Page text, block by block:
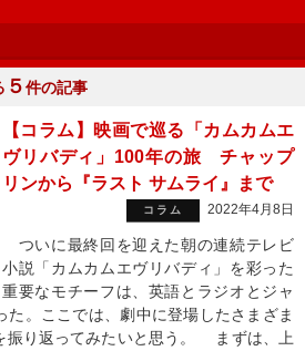
５件の記事
【コラム】映画で巡る「カムカムエ
ヴリバディ」100年の旅 チャップ
リンから『ラスト サムライ』まで
コラム 2022年4月8日
ついに最終回を迎えた朝の連続テレビ
小説「カムカムエヴリバディ」を彩った
重要なモチーフは、英語とラジオとジャ
た。ここでは、劇中に登場したさまざま
振り返ってみたいと思う。 まずは、上